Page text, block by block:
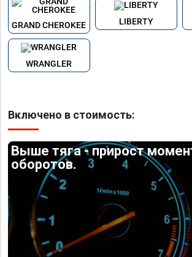
GRAND CHEROKEE LIBERTY
WRANGLER
Включено в стоимость:
Выше тяга - прирост
оборотов.